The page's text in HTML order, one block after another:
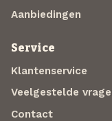
Aanbiedingen
Service
Klantenservice
Veelgestelde
Contact